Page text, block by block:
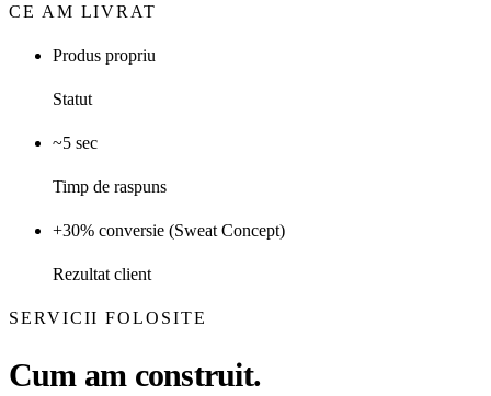
CE AM LIVRAT
Produs propriu
Statut
~5 sec
Timp de raspuns
+30% conversie (Sweat Concept)
Rezultat client
SERVICII FOLOSITE
Cum am construit.